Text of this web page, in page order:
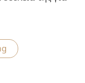
“Ο
Μάριος